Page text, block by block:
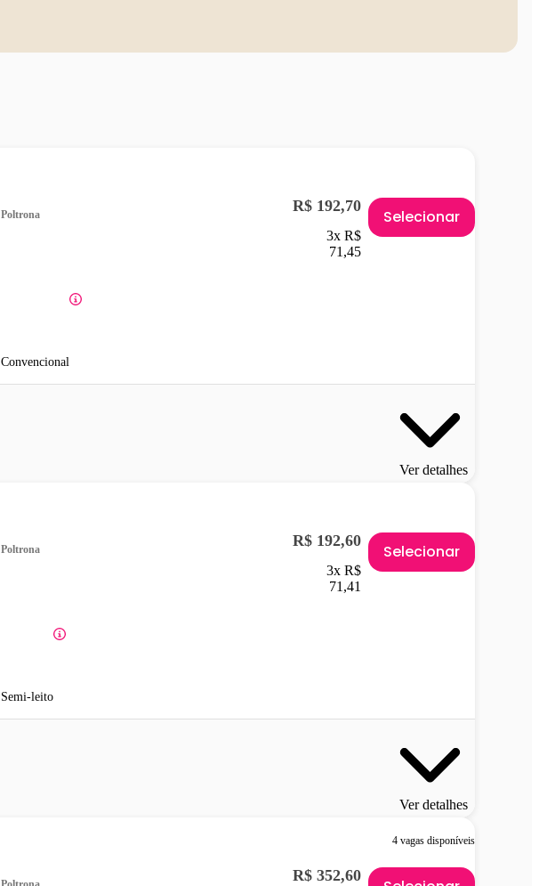
Poltrona
Convencional
R$ 192,70
3x R$
71,45
Selecionar
Ver detalhes
Poltrona
Semi-leito
R$ 192,60
3x R$
71,41
Selecionar
Ver detalhes
4 vagas disponíveis
R$ 352,60